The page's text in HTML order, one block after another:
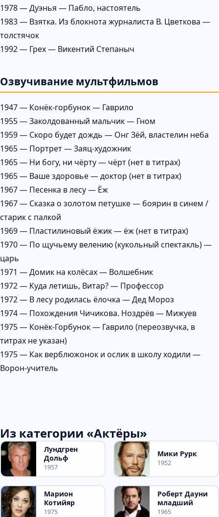
1978 — Дуэнья — Пабло, настоятель
1983 — Взятка. Из блокнота журналиста В. Цветкова —
толстячок
1992 — Грех — Викентий Степаныч
Озвучивание мультфильмов
1947 — Конёк-горбунок — Гаврило
1955 — Заколдованный мальчик — Гном
1959 — Скоро будет дождь — Онг Зёй, властелин неба
1965 — Портрет — Заяц-художник
1965 — Ни богу, ни чёрту — чёрт (нет в титрах)
1965 — Ваше здоровье — доктор (нет в титрах)
1967 — Песенка в лесу — Ёж
1967 — Сказка о золотом петушке — боярин в синем /
старик с палкой
1969 — Пластилиновый ёжик — ёж (нет в титрах)
1970 — По щучьему велению (кукольный спектакль) —
царь
1971 — Домик на колёсах — Волшебник
1972 — Куда летишь, Витар? — Профессор
1972 — В лесу родилась ёлочка — Дед Мороз
1974 — Похождения Чичикова. Ноздрёв — Мижуев
1975 — Конёк-Горбунок — Гаврило (переозвучка, в
титрах не указан)
1975 — Как верблюжонок и ослик в школу ходили —
Ворон-учитель
Из категории «Актёры»
Лундгрен
Дольф
1957
Мики Рурк
1952
Марион
Котийяр
1975
Роберт Дауни
младший
1965